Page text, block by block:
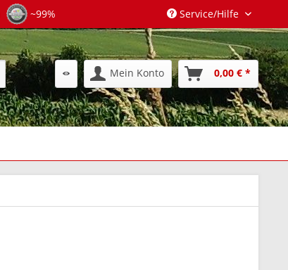
~99% Service/Hilfe
Mein Konto 0,00 € *